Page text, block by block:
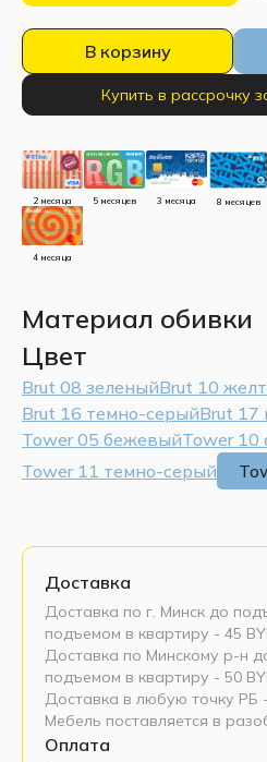
В корзину
Купить в рассрочку
2 месяца 5 месяцев 3 месяца 8 месяцев
4 месяца
Материал обивки
Цвет
Brut 08 зеленыйBrut 10
Brut 16 темно-серыйBrut 17
Tower 05 бежевыйTower 10
Tower 11 темно-серый
Доставка
Доставка по г. Минск до
подъемом в квартиру - 45
Доставка по Минскому р-н
подъемом в квартиру - 50
Доставка в любую точку РБ
Мебель поставляется в
Оплата